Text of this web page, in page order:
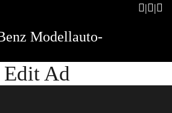
Modellauto-
Edit Ad